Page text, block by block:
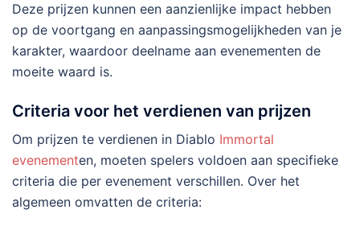
Deze prijzen kunnen een aanzienlijke impact hebben
op de voortgang en aanpassingsmogelijkheden van je
karakter, waardoor deelname aan evenementen de
moeite waard is.
Criteria voor het verdienen van prijzen
Om prijzen te verdienen in Diablo Immortal
evenementen, moeten spelers voldoen aan specifieke
criteria die per evenement verschillen. Over het
algemeen omvatten de criteria: